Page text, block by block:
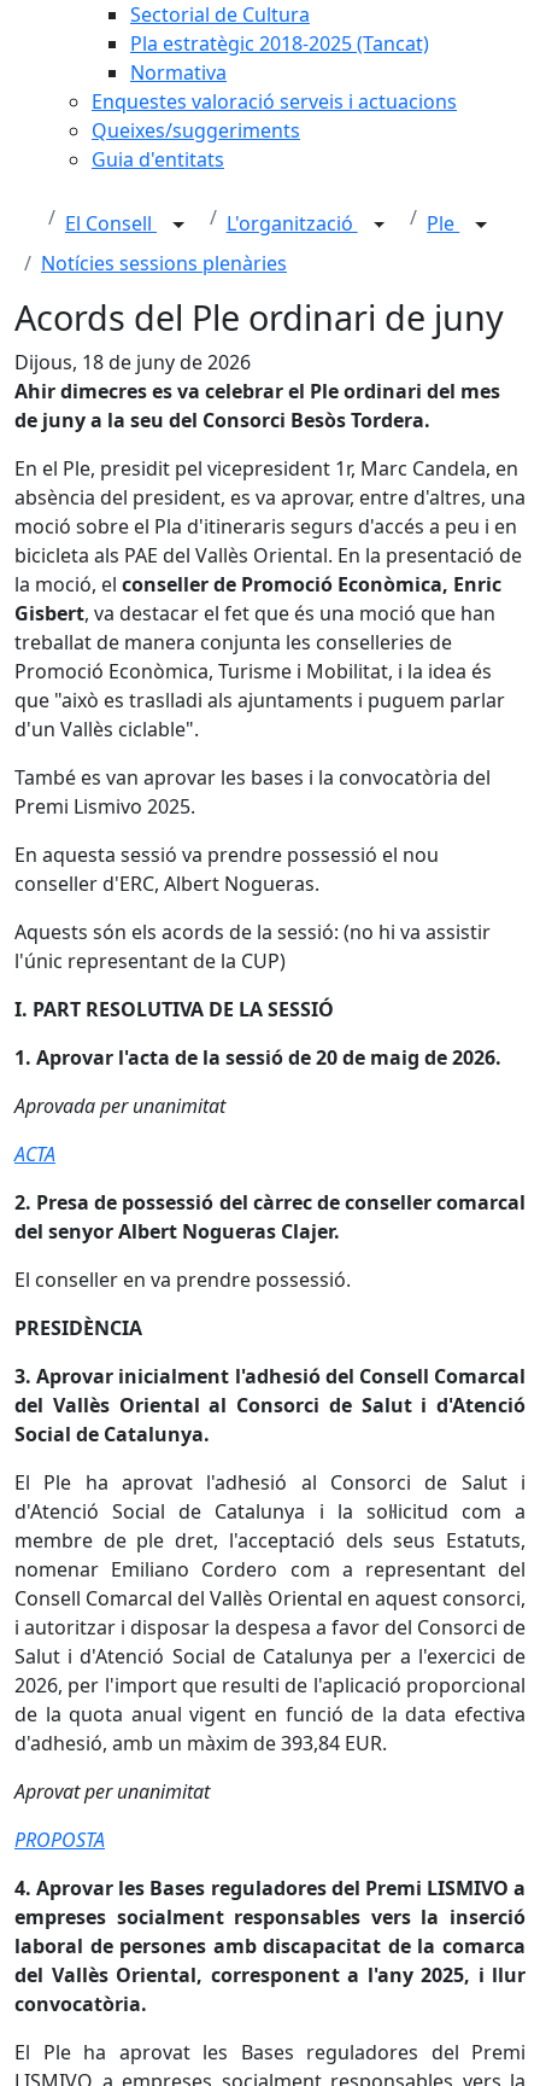
Sectorial de Cultura
Pla estratègic 2018-2025 (Tancat)
Normativa
Enquestes valoració serveis i actuacions
Queixes/suggeriments
Guia d'entitats
El Consell L'organització
Ple
Notícies sessions plenàries
Acords del Ple ordinari de juny
Dijous, 18 de juny de 2026
Ahir dimecres es va celebrar el Ple ordinari del mes
de juny a la seu del Consorci Besòs Tordera.
En el Ple, presidit pel vicepresident 1r, Marc Candela, en
absència del president, es va aprovar, entre d'altres, una
moció sobre el Pla d'itineraris segurs d'accés a peu i en
bicicleta als PAE del Vallès Oriental. En la presentació de
la moció, el conseller de Promoció Econòmica, Enric
Gisbert, va destacar el fet que és una moció que han
treballat de manera conjunta les conselleries de
Promoció Econòmica, Turisme i Mobilitat, i la idea és
que "això es traslladi als ajuntaments i puguem parlar
d'un Vallès ciclable".
També es van aprovar les bases i la convocatòria del
Premi Lismivo 2025.
En aquesta sessió va prendre possessió el nou
conseller d'ERC, Albert Nogueras.
Aquests són els acords de la sessió: (no hi va assistir
l'únic representant de la CUP)
I. PART RESOLUTIVA DE LA SESSIÓ
1. Aprovar l'acta de la sessió de 20 de maig de 2026.
Aprovada per unanimitat
ACTA
2. Presa de possessió del càrrec de conseller comarcal
del senyor Albert Nogueras Clajer.
El conseller en va prendre possessió.
PRESIDÈNCIA
3. Aprovar inicialment l'adhesió del Consell Comarcal
del Vallès Oriental al Consorci de Salut i d'Atenció
Social de Catalunya.
El Ple ha aprovat l'adhesió al Consorci de Salut i
d'Atenció Social de Catalunya i la sol·licitud com a
membre de ple dret, l'acceptació dels seus Estatuts,
nomenar Emiliano Cordero com a representant del
Consell Comarcal del Vallès Oriental en aquest consorci,
i autoritzar i disposar la despesa a favor del Consorci de
Salut i d'Atenció Social de Catalunya per a l'exercici de
2026, per l'import que resulti de l'aplicació proporcional
de la quota anual vigent en funció de la data efectiva
d'adhesió, amb un màxim de 393,84 EUR.
Aprovat per unanimitat
PROPOSTA
4. Aprovar les Bases reguladores del Premi LISMIVO a
empreses socialment responsables vers la inserció
laboral de persones amb discapacitat de la comarca
del Vallès Oriental, corresponent a l'any 2025, i llur
convocatòria.
El Ple ha aprovat les Bases reguladores del Premi